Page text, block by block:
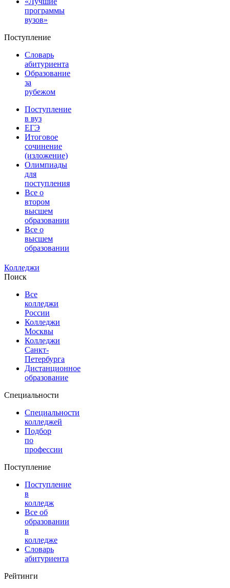
программы
вузов»
Поступление
Словарь
абитуриента
Образование
за
рубежом
Поступление
в вуз
ЕГЭ
Итоговое
сочинение
(изложение)
Олимпиады
для
поступления
Все о
втором
высшем
образовании
Все о
высшем
образовании
Колледжи
Поиск
Все
колледжи
России
Колледжи
Москвы
Колледжи
Санкт-
Петербурга
Дистанционное
образование
Специальности
Специальности
колледжей
Подбор
по
профессии
Поступление
Поступление
в
колледж
Все об
образовании
в
колледже
Словарь
абитуриента
Рейтинги